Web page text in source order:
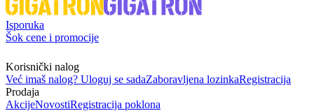
Isporuka
Šok cene i promocije
Korisnički nalog
Već imaš nalog? Uloguj se sadaZaboravljena lozinkaRegistracija
Prodaja
AkcijeNovostiRegistracija poklona